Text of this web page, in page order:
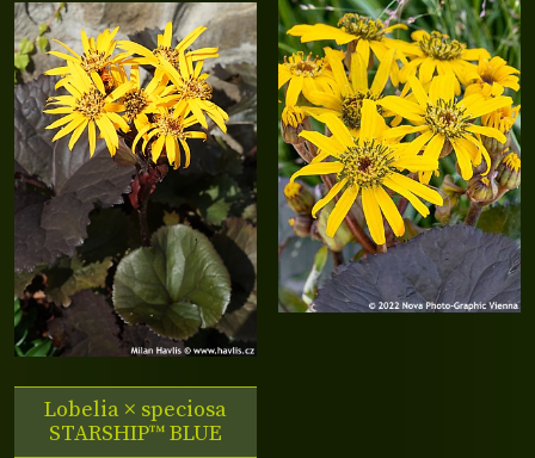
Lobelia × speciosa
STARSHIP™ BLUE